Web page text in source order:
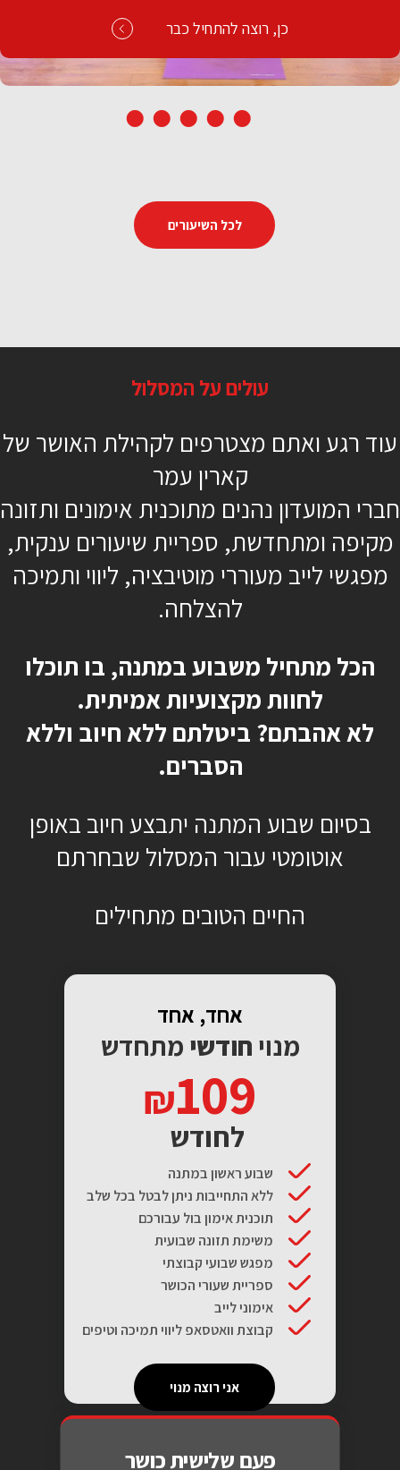
כן, רוצה להתחיל כבר
מתקדמים
גומייה טרה בנד
משי אוחנה
לכל השיעורים
עולים על המסלול
עוד רגע ואתם מצטרפים לקהילת האושר של
קארין עמר
חברי המועדון נהנים מתוכנית אימונים ותזונה
מקיפה ומתחדשת, ספריית שיעורים ענקית,
מפגשי לייב מעוררי מוטיבציה, ליווי ותמיכה
להצלחה.
הכל מתחיל משבוע במתנה, בו תוכלו
לחוות מקצועיות אמיתית.
לא אהבתם? ביטלתם ללא חיוב וללא
הסברים.
בסיום שבוע המתנה יתבצע חיוב באופן
אוטומטי עבור המסלול שבחרתם
החיים הטובים מתחילים
אחד, אחד
מנוי חודשי מתחדש
109
לחודש
שבוע ראשון במתנה
ללא התחייבות ניתן לבטל בכל שלב
תוכנית אימון בול עבורכם
משימת תזונה שבועית
מפגש שבועי קבוצתי
ספריית שעורי הכושר
אימוני לייב
קבוצת וואטסאפ ליווי תמיכה וטיפים
אני רוצה מנוי
פעם שלישית כושר